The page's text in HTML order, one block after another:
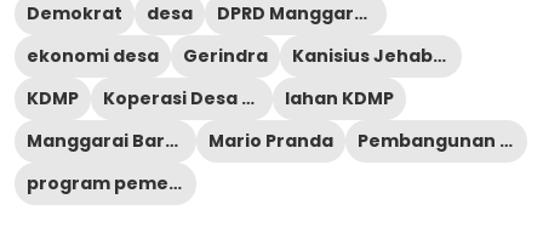
Demokrat desa
DPRD Manggarai Barat
ekonomi desa
Gerindra
Kanisius Jehabut
KDMP
Koperasi Desa Merah Putih
lahan KDMP
Manggarai Barat
Mario Pranda
Pembangunan Desa
program pemerintah pusat